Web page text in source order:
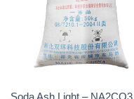
Soda Ash Light – NA2CO3
Vòng Tròn Hubei
Trung Quốc China